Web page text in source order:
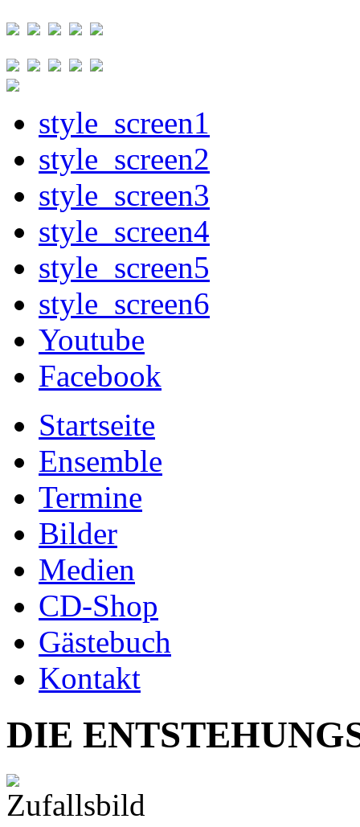
style_screen1
style_screen2
style_screen3
style_screen4
style_screen5
style_screen6
Youtube
Facebook
Startseite
Ensemble
Termine
Bilder
Medien
CD-Shop
Gästebuch
Kontakt
DIE